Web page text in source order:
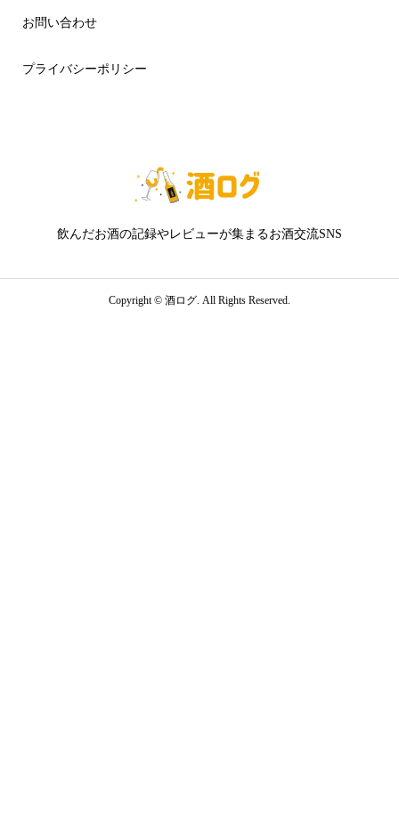
お問い合わせ
プライバシーポリシー
飲んだお酒の記録やレビューが集まるお酒交流SNS
Copyright © 酒ログ. All Rights Reserved.